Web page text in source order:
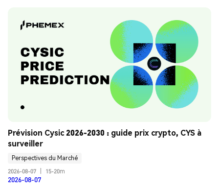
Prévision Cysic 2026-2030 : guide prix crypto, CYS à
surveiller
Perspectives du Marché
2026-08-07
15-20m
2026-08-07